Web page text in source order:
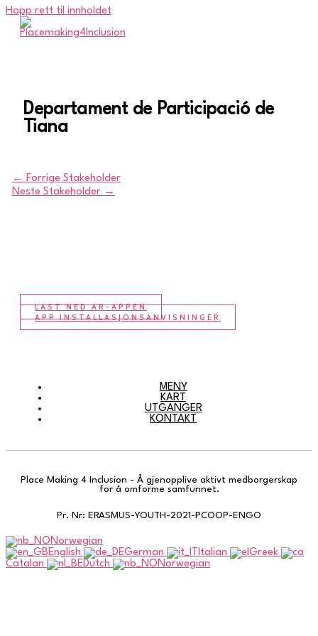
Hopp rett til innholdet
Departament de Participació de
Tiana
← Forrige Stakeholder
Neste Stakeholder →
LAST NED AR-APPEN
APP INSTALLASJONSANVISNINGER
MENY
KART
UTGANGER
KONTAKT
Place Making 4 Inclusion - Å gjenopplive aktivt medborgerskap
for å omforme samfunnet.
Pr. Nr: ERASMUS-YOUTH-2021-PCOOP-ENGO
Norwegian
English
German Italian
Greek
Catalan
Dutch Norwegian